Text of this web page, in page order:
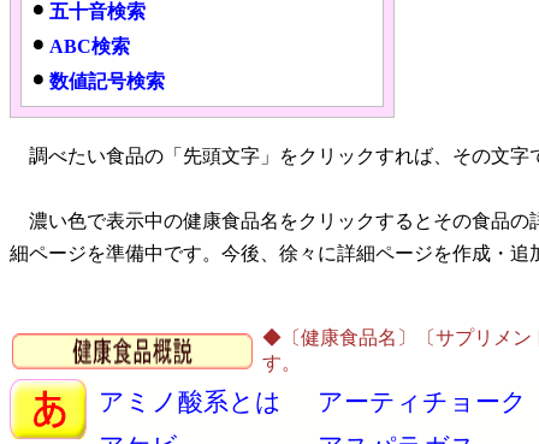
五十音検索
ABC検索
数値記号検索
調べたい食品の「先頭文字」をクリックすれば、その文字
濃い色で表示中の健康食品名をクリックするとその食品
細ページを準備中です。今後、徐々に詳細ページを作成・追
◆〔健康食品名〕〔サプリメン
す。
アミノ酸系とは アーティチョーク